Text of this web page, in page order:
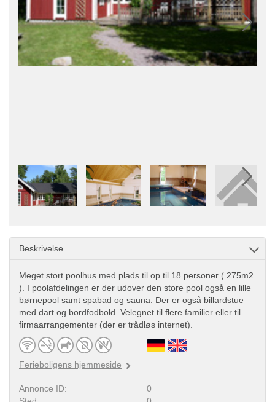
Beskrivelse
Meget stort poolhus med plads til op til 18 personer ( 275m2
). I poolafdelingen er der udover den store pool også en lille
børnepool samt spabad og sauna. Der er også billardstue
med dart og bordfodbold. Velegnet til flere familier eller til
firmaarrangementer (der er trådløs internet).
Ferieboligens hjemmeside
Annonce ID:
0